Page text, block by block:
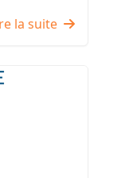
la suite